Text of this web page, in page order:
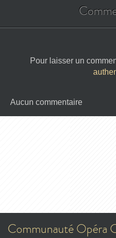
Pour laisser un
Aucun commentaire
Communauté Opéra